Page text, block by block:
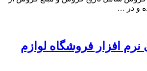
و در …
افزار فروشگاه لوازم